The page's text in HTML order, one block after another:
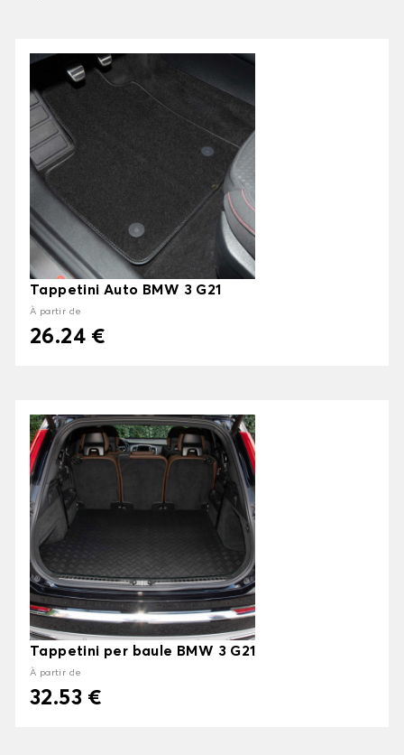
Tappetini Auto BMW 3 G21
À partir de
26.24 €
Tappetini per baule BMW 3 G21
À partir de
32.53 €